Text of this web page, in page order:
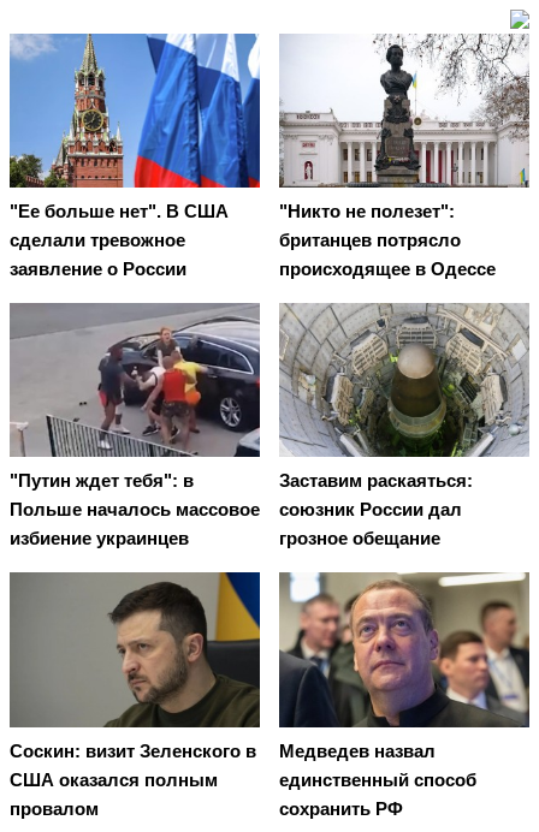
"Ее больше нет". В США
сделали тревожное
заявление о России
"Никто не полезет":
британцев потрясло
происходящее в Одессе
"Путин ждет тебя": в
Польше началось массовое
избиение украинцев
Заставим раскаяться:
союзник России дал
грозное обещание
Соскин: визит Зеленского в
США оказался полным
провалом
Медведев назвал
единственный способ
сохранить РФ